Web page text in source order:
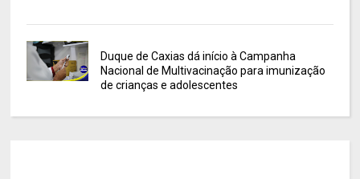
Duque de Caxias dá início à Campanha
Nacional de Multivacinação para imunização
de crianças e adolescentes